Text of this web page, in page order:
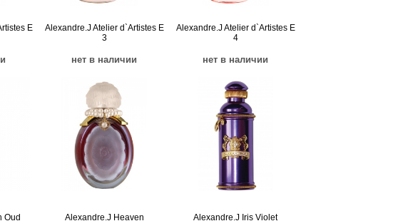
E
Alexandre.J Atelier d`Artistes E
3
нет в наличии
Alexandre.J Atelier d`Artistes E
4
нет в наличии
Oud Alexandre.J Heaven Alexandre.J Iris Violet